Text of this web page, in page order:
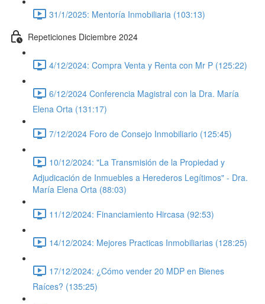
31/1/2025: Mentoría Inmobiliaria (103:13)
Repeticiones Diciembre 2024
4/12/2024: Compra Venta y Renta con Mr P (125:22)
6/12/2024 Conferencia Magistral con la Dra. María
Elena Orta (131:17)
7/12/2024 Foro de Consejo Inmobiliario (125:45)
10/12/2024: "La Transmisión de la Propiedad y
Adjudicación de Inmuebles a Herederos Legítimos" - Dra.
María Elena Orta (88:03)
11/12/2024: Financiamiento Hircasa (92:53)
14/12/2024: Mejores Practicas Inmobiliarias (128:25)
17/12/2024: ¿Cómo vender 20 MDP en Bienes
Raíces? (135:25)